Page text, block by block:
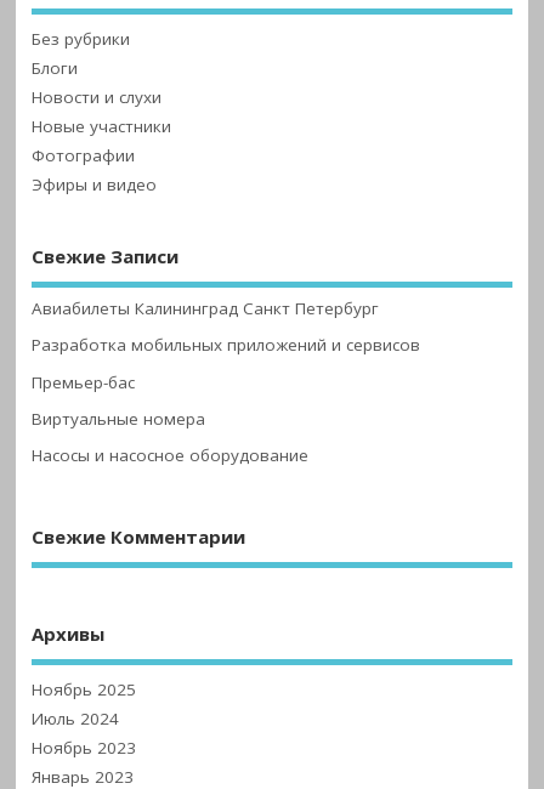
Без рубрики
Блоги
Новости и слухи
Новые участники
Фотографии
Эфиры и видео
Свежие Записи
Авиабилеты Калининград Санкт Петербург
Разработка мобильных приложений и сервисов
Премьер-бас
Виртуальные номера
Насосы и насосное оборудование
Свежие Комментарии
Архивы
Ноябрь 2025
Июль 2024
Ноябрь 2023
Январь 2023